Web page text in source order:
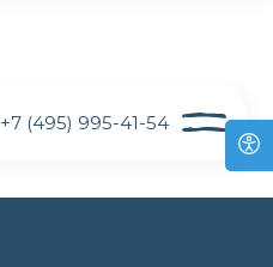
+7 (495) 995-41-54